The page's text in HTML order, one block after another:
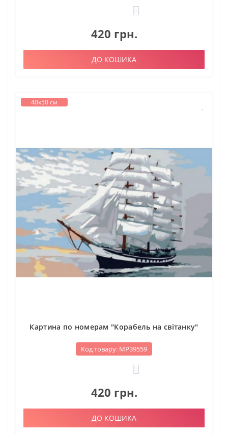
420 грн.
ДО КОШИКА
40х50 см
Картина по номерам "Корабель на світанку"
Код товару: МР39559
420 грн.
ДО КОШИКА